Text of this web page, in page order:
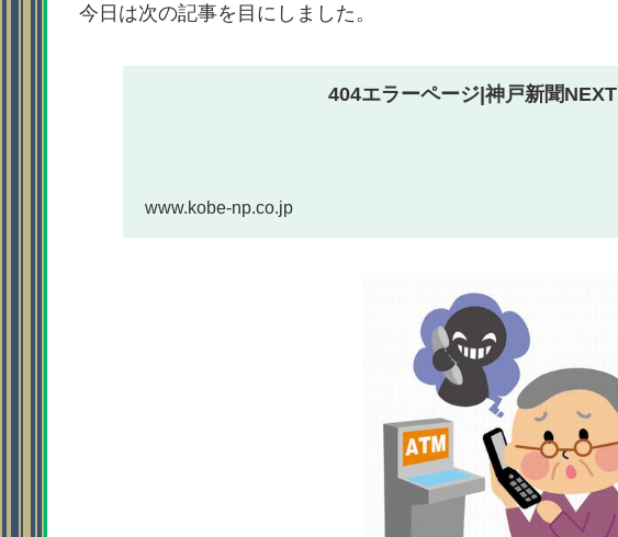
今日は次の記事を目にしました。
404エラーページ|神戸新聞NEXT
www.kobe-np.co.jp